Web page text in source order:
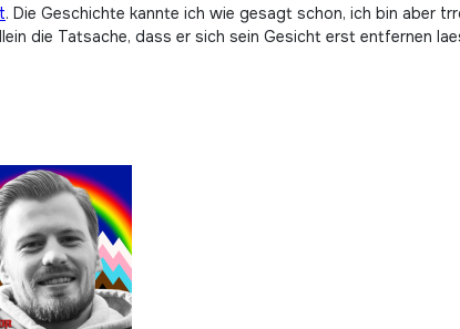
. Die Geschichte kannte ich wie gesagt schon, ich bin aber
die Tatsache, dass er sich sein Gesicht erst entfernen